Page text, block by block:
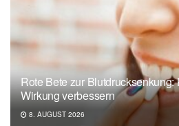
Rote Bete zur
Wirkung verbessern
8. AUGUST 2026